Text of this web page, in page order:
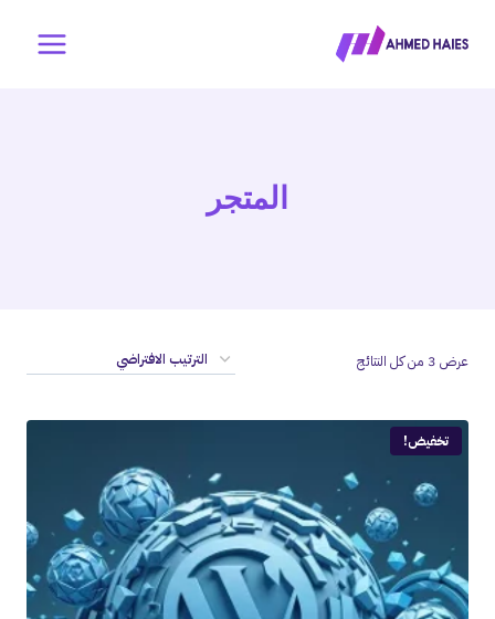
المتجر
عرض ⁦3⁩ من كل النتائج
تخفيض!